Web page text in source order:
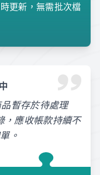
更新，無需批次檔
暫存於待處理
應收帳款持續不
。